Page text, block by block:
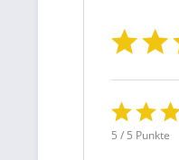
5 / 5 Punkte